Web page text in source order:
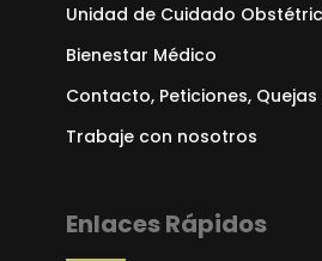
Unidad de Cuidado
Bienestar Médico
Contacto, Peticiones,
Trabaje con nosotros
Enlaces Rápidos